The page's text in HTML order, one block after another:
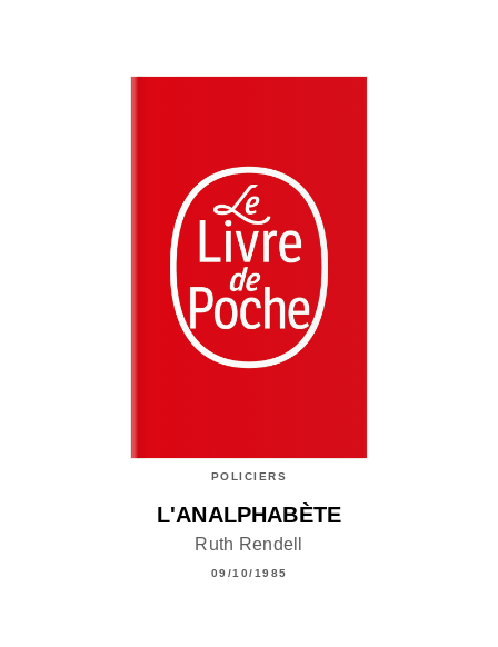
POLICIERS
L'ANALPHABÈTE
Ruth Rendell
09/10/1985